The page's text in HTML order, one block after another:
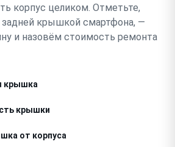
корпус целиком. Отметьте,
задней крышкой смартфона, —
и назовём стоимость ремонта
крышка
крышки
от корпуса